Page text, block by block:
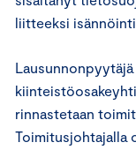
liitteeksi
rinnastetaan
Toimitusjohtajalla